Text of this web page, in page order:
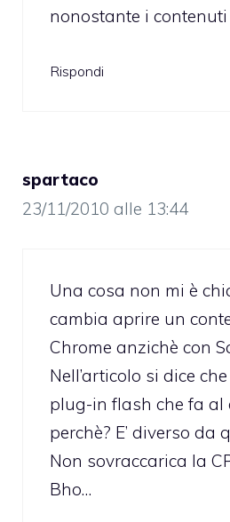
nonostante i
Rispondi
spartaco
23/11/2010 alle 13:44
Una cosa non mi è
cambia aprire un
Chrome anzichè con
Nell’articolo si dice
plug-in flash che fa al
perchè? E’ diverso da
Non sovraccarica la
Bho…